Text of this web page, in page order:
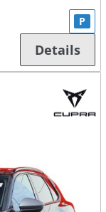
P
Details